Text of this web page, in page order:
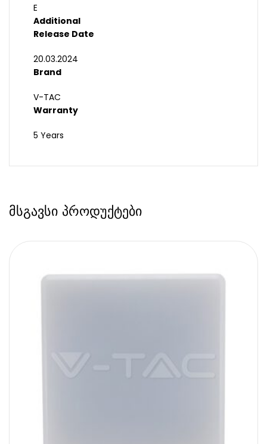
E
Additional
Release Date
20.03.2024
Brand
V-TAC
Warranty
5 Years
მსგავსი პროდუქტები